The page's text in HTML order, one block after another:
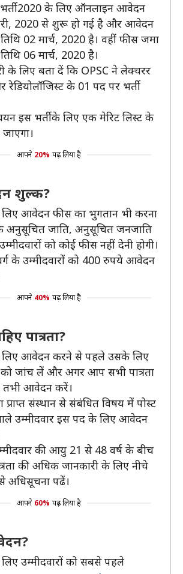
2020 के लिए ऑनलाइन आवेदन
2020 से शुरू हो गई है और आवेदन
02 मार्च, 2020 है। वहीं फीस जमा
06 मार्च, 2020 है।
के लिए बता दें कि OPSC ने लेक्चरर
के 01 पद पर भर्ती
इस भर्ती के लिए एक मेरिट लिस्ट के
आपने 20% पढ़ लिया है
शुल्क?
आवेदन फीस का भुगतान भी करना
अनुसूचित जाति, अनुसूचित जनजाति
को कोई फीस नहीं देनी होगी।
के उम्मीदवारों को 400 रुपये आवेदन
आपने 40% पढ़ लिया है
पात्रता?
लिए आवेदन करने से पहले उसके लिए
को जांच लें और अगर आप सभी पात्रता
तभी आवेदन करें।
प्राप्त संस्थान से संबंधित विषय में पोस्ट
उम्मीदवार इस पद के लिए आवेदन
की आयु 21 से 48 वर्ष के बीच
की अधिक जानकारी के लिए नीचे
अधिसूचना पढें।
आपने 60% पढ़ लिया है
उम्मीदवारों को सबसे पहले